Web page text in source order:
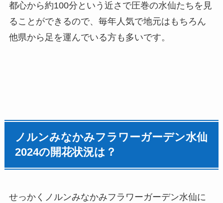
都心から約100分という近さで圧巻の水仙たちを見
ることができるので、毎年人気で地元はもちろん
他県から足を運んでいる方も多いです。
ノルンみなかみフラワーガーデン水仙
2024の開花状況は？
せっかく ノルンみなかみフラワーガーデン水仙に